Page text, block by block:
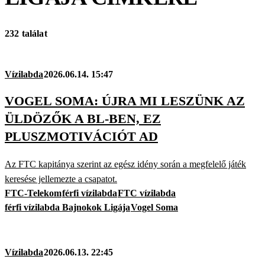
232 találat
Vízilabda2026.06.14. 15:47
VOGEL SOMA: ÚJRA MI LESZÜNK AZ
ÜLDÖZŐK A BL-BEN, EZ
PLUSZMOTIVÁCIÓT AD
Az FTC kapitánya szerint az egész idény során a megfelelő játék
keresése jellemezte a csapatot.
FTC-Telekomférfi vízilabdaFTC vízilabda
férfi vízilabda Bajnokok LigájaVogel Soma
Vízilabda2026.06.13. 22:45